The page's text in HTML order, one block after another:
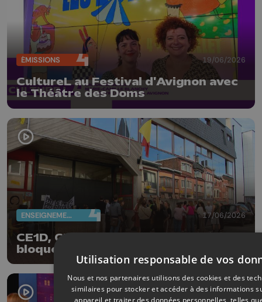
ÉMISSIONS 19/06/2026
CultureL au Festival d'Avignon avec
le Théâtre des Doms
ENSEIGNEMENT 17/06/2026
CE1D, CESS : les manifestants
bloquent les dépôts
Utilisation responsable de vos
Nous et nos partenaires utilisons des cookies et des
similaires pour stocker et accéder à des informations
appareil et traiter des données personnelles, telles